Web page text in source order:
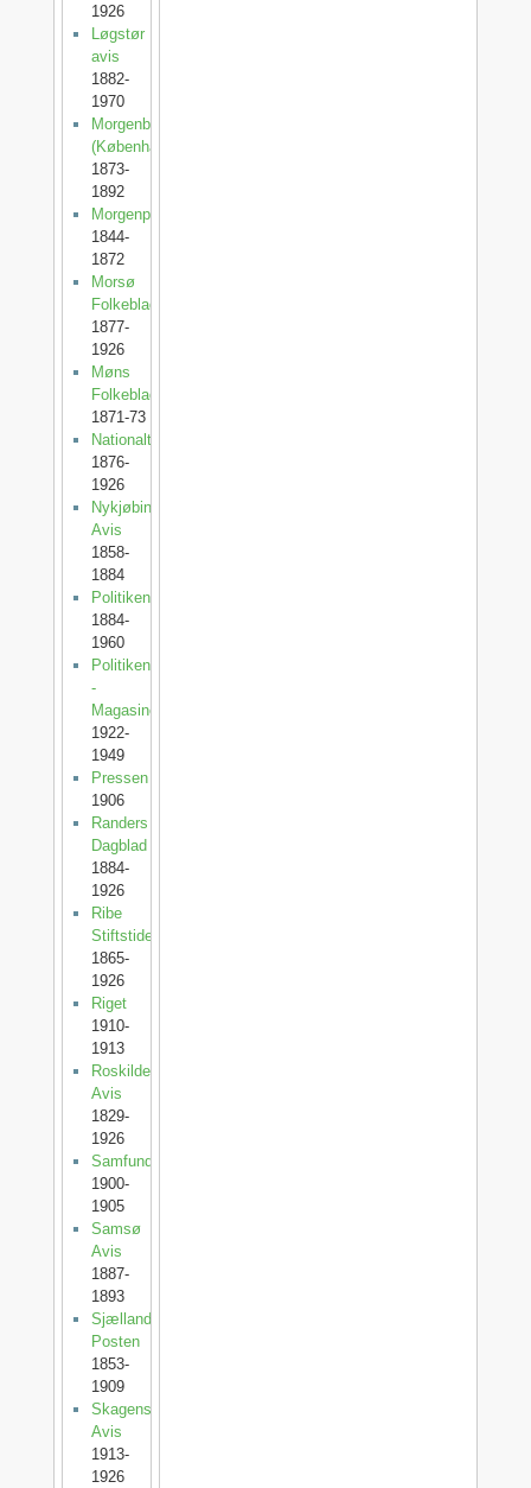
1926
Løgstør
avis
1882-
1970
Morgenbladet
(København)
1873-
1892
Morgenposten
1844-
1872
Morsø
Folkeblad
1877-
1926
Møns
Folkeblad
1871-73
Nationaltidende
1876-
1926
Nykjøbing
Avis
1858-
1884
Politiken
1884-
1960
Politiken
-
Magasinet
1922-
1949
Pressen
1906
Randers
Dagblad
1884-
1926
Ribe
Stiftstidende
1865-
1926
Riget
1910-
1913
Roskilde
Avis
1829-
1926
Samfundet
1900-
1905
Samsø
Avis
1887-
1893
Sjællands-
Posten
1853-
1909
Skagens
Avis
1913-
1926